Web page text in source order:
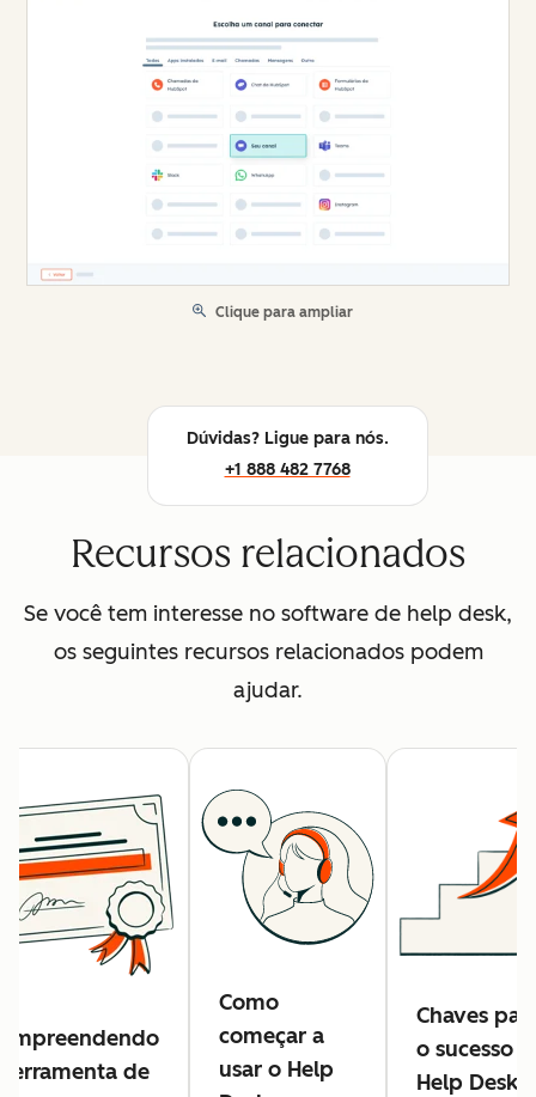
Clique para ampliar
Dúvidas? Ligue para nós.
+1 888 482 7768
Recursos relacionados
Se você tem interesse no software de help desk,
os seguintes recursos relacionados podem
ajudar.
de
Como
começar a
usar o Help
Chaves
o sucesso
Help Desk